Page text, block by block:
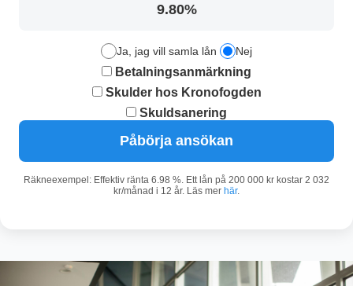
9.80%
Ja, jag vill samla lån Nej
Betalningsanmärkning
Skulder hos Kronofogden
Skuldsanering
Påbörja ansökan
Räkneexempel: Effektiv ränta 6.98 %. Ett lån på 200 000 kr kostar 2 032
kr/månad i 12 år. Läs mer här.